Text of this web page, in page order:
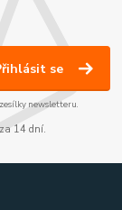
se
newsletteru.
14 dní.